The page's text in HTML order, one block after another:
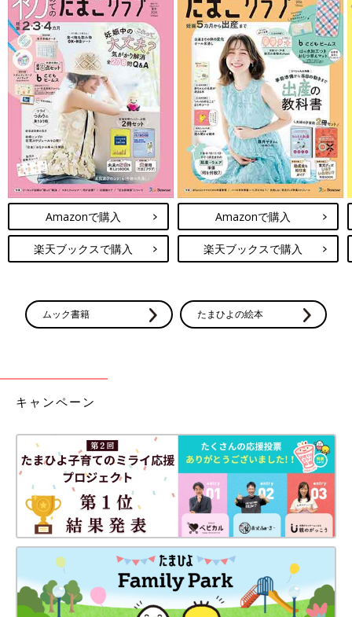
Amazonで購入
楽天ブックスで購入
Amazonで購入
楽天ブックスで購入
ムック書籍 たまひよの絵本
キャンペーン